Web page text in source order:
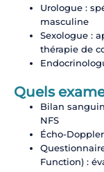
Urologue :
masculine
Sexologue :
thérapie de
Quels
Bilan
NFS
Écho-
Function) :